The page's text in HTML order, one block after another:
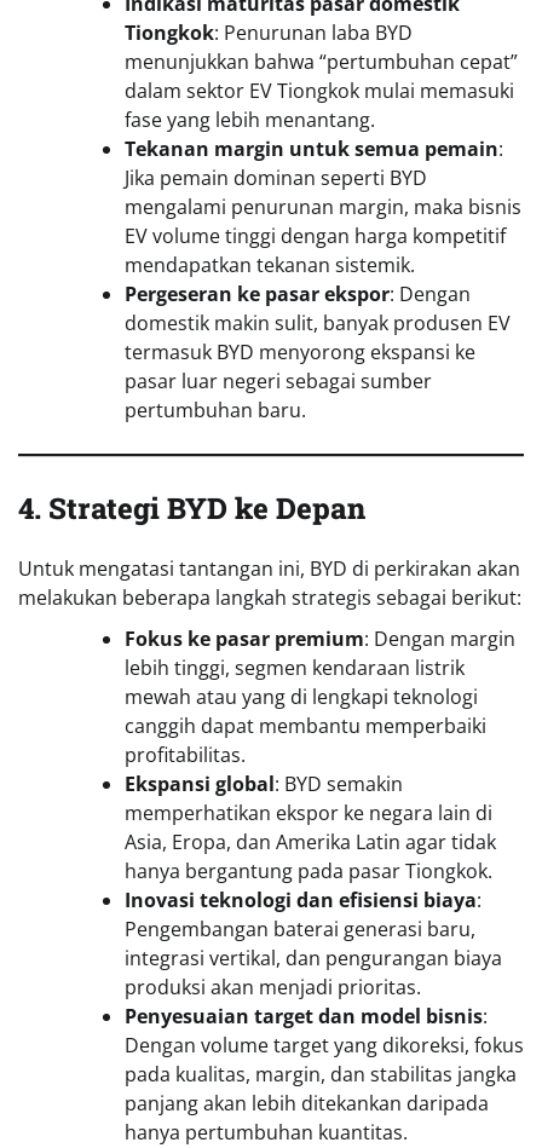
Tiongkok: Penurunan laba BYD
menunjukkan bahwa “pertumbuhan cepat”
dalam sektor EV Tiongkok mulai memasuki
fase yang lebih menantang.
Tekanan margin untuk semua pemain:
Jika pemain dominan seperti BYD
mengalami penurunan margin, maka bisnis
EV volume tinggi dengan harga kompetitif
mendapatkan tekanan sistemik.
Pergeseran ke pasar ekspor: Dengan
domestik makin sulit, banyak produsen EV
termasuk BYD menyorong ekspansi ke
pasar luar negeri sebagai sumber
pertumbuhan baru.
4. Strategi BYD ke Depan
Untuk mengatasi tantangan ini, BYD di perkirakan akan
melakukan beberapa langkah strategis sebagai berikut:
Fokus ke pasar premium: Dengan margin
lebih tinggi, segmen kendaraan listrik
mewah atau yang di lengkapi teknologi
canggih dapat membantu memperbaiki
profitabilitas.
Ekspansi global: BYD semakin
memperhatikan ekspor ke negara lain di
Asia, Eropa, dan Amerika Latin agar tidak
hanya bergantung pada pasar Tiongkok.
Inovasi teknologi dan efisiensi biaya:
Pengembangan baterai generasi baru,
integrasi vertikal, dan pengurangan biaya
produksi akan menjadi prioritas.
Penyesuaian target dan model bisnis:
Dengan volume target yang dikoreksi, fokus
pada kualitas, margin, dan stabilitas jangka
panjang akan lebih ditekankan daripada
hanya pertumbuhan kuantitas.